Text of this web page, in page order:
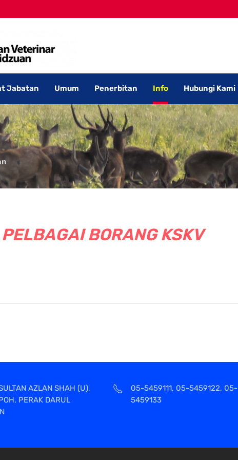
Jabatan Umum Penerbitan Info Hubungi Kami
PELBAGAI BORANG KSKV
AZLAN SHAH (U),
PERAK DARUL
05-5459111, 05-5459122, 05-
5459133